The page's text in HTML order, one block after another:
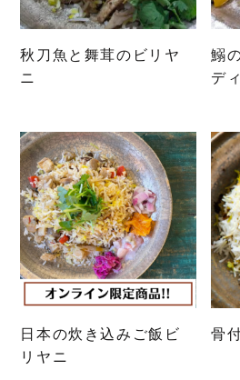
秋刀魚と舞茸のビリヤ
ニ
鰯
デ
日本の炊き込みご飯ビ
リヤニ
骨